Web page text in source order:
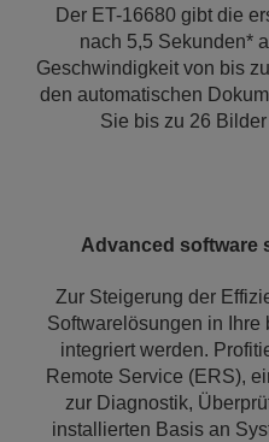
Der ET-16680 gibt die
nach 5,5 Sekunden*
Geschwindigkeit von bis
den automatischen
Sie bis zu 26
Advanced software
Zur Steigerung der
Softwarelösungen in Ihre
integriert werden.
Remote Service (ERS),
zur Diagnostik,
installierten Basis an